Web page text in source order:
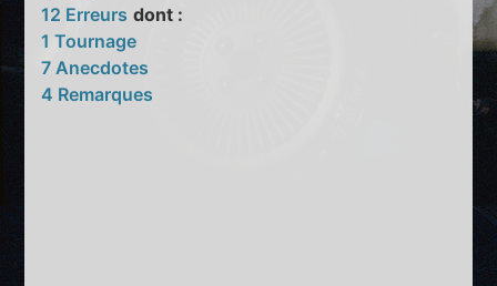
12 Erreurs dont :
1 Tournage
7 Anecdotes
4 Remarques